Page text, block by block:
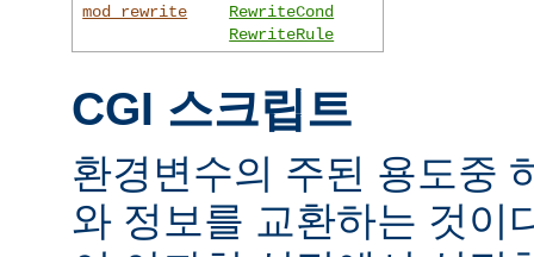
mod_rewrite
RewriteCond
RewriteRule
CGI 스크립트
환경변수의 주된 용도중
와 정보를 교환하는 것이